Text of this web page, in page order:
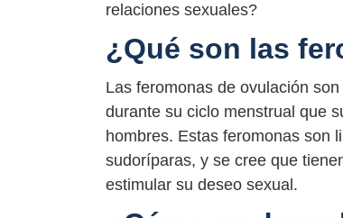
relaciones sexuales?
¿Qué son las
Las feromonas de ovulación
durante su ciclo menstrual que
hombres. Estas feromonas son
sudoríparas, y se cree que
estimular su deseo sexual.